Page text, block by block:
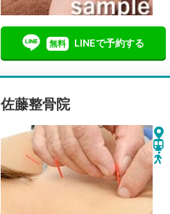
無料 LINEで予約する
佐藤整骨院